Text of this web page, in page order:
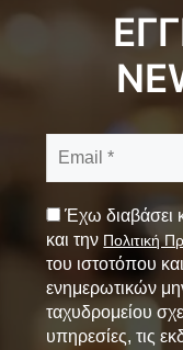
Έχω διαβάσει
και την Πολιτική
του ιστοτόπου
ενημερωτικών
ταχυδρομείου
υπηρεσίες, τις